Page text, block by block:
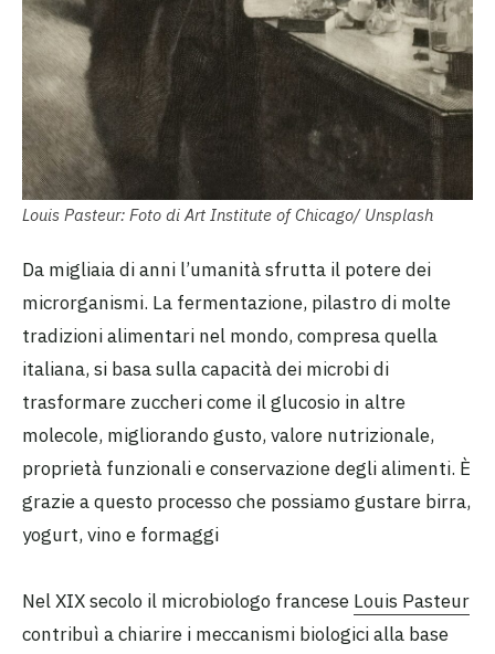
Louis Pasteur: Foto di Art Institute of Chicago/ Unsplash
Da migliaia di anni l’umanità sfrutta il potere dei
microrganismi. La fermentazione, pilastro di molte
tradizioni alimentari nel mondo, compresa quella
italiana, si basa sulla capacità dei microbi di
trasformare zuccheri come il glucosio in altre
molecole, migliorando gusto, valore nutrizionale,
proprietà funzionali e conservazione degli alimenti. È
grazie a questo processo che possiamo gustare birra,
yogurt, vino e formaggi
Nel XIX secolo il microbiologo francese Louis Pasteur
contribuì a chiarire i meccanismi biologici alla base